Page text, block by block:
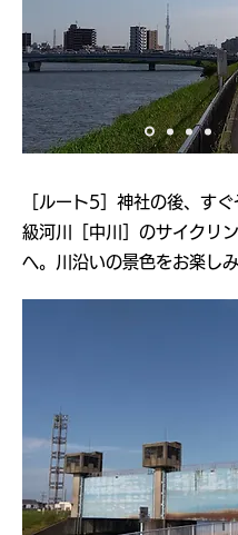
［ルート5］神社の後、すぐ
級河川［中川］のサイクリ
へ。川沿いの景色をお楽しみ